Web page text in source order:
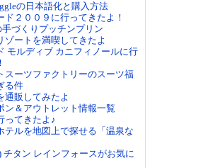
の日本語化と購入方法
ド２００９に行ってきたよ！
づくりプッチンプリン
ゾートを満喫してきたよ
モルディブ カニフィノールに行
スーツファクトリーのスーツ福
る件
通販してみたよ
ン＆アウトレット情報一覧
ってきたよ♪
テルを地図上で探せる「温泉な
チタン レインフォースがお気に